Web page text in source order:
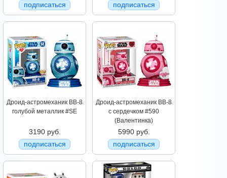
подписаться
подписаться
Дроид-астромеханик BB-8
голубой металлик #SE
3190 руб.
подписаться
Дроид-астромеханик BB-8
с сердечком #590
(Валентинка)
5990 руб.
подписаться